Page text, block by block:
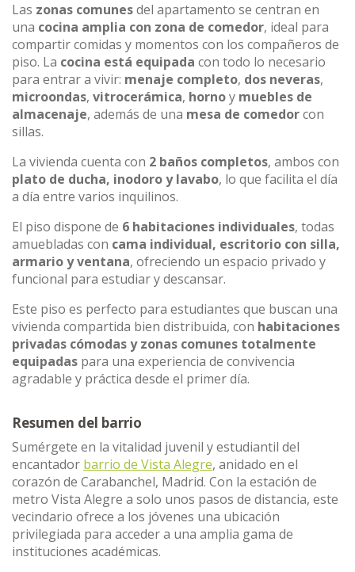
Las zonas comunesdel apartamento se centran en
una cocina amplia con zona de comedor, ideal para
compartir comidas y momentos con los compañeros de
piso. La cocina está equipada con todo lo necesario
para entrar a vivir: menaje completo, dos neveras,
microondas, vitrocerámica, hornoy muebles de
almacenaje, además de una mesa de comedorcon
sillas.
La vivienda cuenta con 2 baños completos, ambos con
plato de ducha, inodoro y lavabo, lo que facilita el día
a día entre varios inquilinos.
El piso dispone de 6 habitaciones individuales, todas
amuebladas con cama individual, escritorio con silla,
armario y ventana, ofreciendo un espacio privado y
funcional para estudiar y descansar.
Este piso es perfecto para estudiantes que buscan una
vivienda compartida bien distribuida, con habitaciones
privadas cómodas y zonas comunes totalmente
equipadas para una experiencia de convivencia
agradable y práctica desde el primer día.
Resumen del barrio
Sumérgete en la vitalidad juvenil y estudiantil del
encantador barrio de Vista Alegre, anidado en el
corazón de Carabanchel, Madrid. Con la estación de
metro Vista Alegre a solo unos pasos de distancia, este
vecindario ofrece a los jóvenes una ubicación
privilegiada para acceder a una amplia gama de
instituciones académicas.